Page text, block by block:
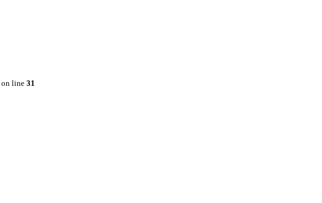
on line 31